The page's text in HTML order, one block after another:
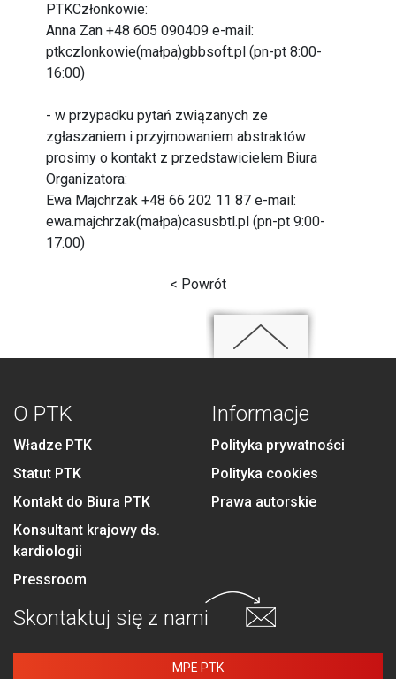
PTKCzłonkowie:
Anna Zan +48 605 090409 e-mail:
ptkczlonkowie(małpa)gbbsoft.pl (pn-pt 8:00-
16:00)
- w przypadku pytań związanych ze
zgłaszaniem i przyjmowaniem abstraktów
prosimy o kontakt z przedstawicielem Biura
Organizatora:
Ewa Majchrzak +48 66 202 11 87 e-mail:
ewa.majchrzak(małpa)casusbtl.pl (pn-pt 9:00-
17:00)
< Powrót
O PTK
Władze PTK
Statut PTK
Kontakt do Biura PTK
Konsultant krajowy ds.
kardiologii
Pressroom
Informacje
Polityka prywatności
Polityka cookies
Prawa autorskie
Skontaktuj się z nami
MPE PTK